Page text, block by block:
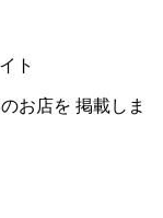
ト
お店を 掲載しま